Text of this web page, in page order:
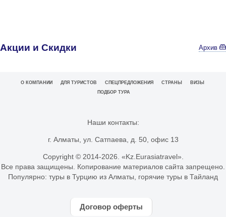
Акции и Скидки Архив
О КОМПАНИИ ДЛЯ ТУРИСТОВ СПЕЦПРЕДЛОЖЕНИЯ СТРАНЫ
ВИЗЫ
ПОДБОР ТУРА
Наши контакты:
г. Алматы, ул. Сатпаева, д. 50, офис 13
Copyright © 2014-2026. «Kz.Eurasiatravel».
Все права защищены. Копирование материалов сайта запрещено.
Популярно: туры в Турцию из Алматы горячие туры в Тайланд
Договор оферты